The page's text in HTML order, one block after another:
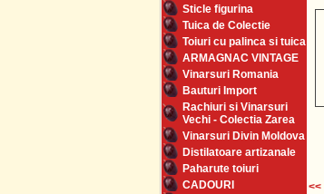
Sticle figurina
Tuica de Colectie
Toiuri cu palinca si tuica
ARMAGNAC VINTAGE
Vinarsuri Romania
Bauturi Import
Rachiuri si Vinarsuri
Vechi - Colectia Zarea
Vinarsuri Divin Moldova
Distilatoare artizanale
Paharute toiuri
CADOURI
<<